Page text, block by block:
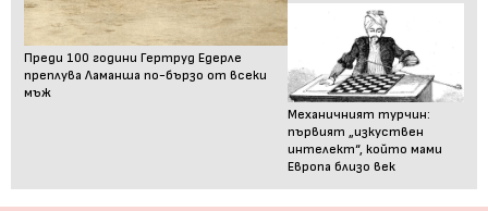
Преди 100 години Гертруд Едерле
преплува Ламанша по-бързо от всеки
мъж
Механичният турчин:
първият „изкуствен
интелект“, който мами
Европа близо век